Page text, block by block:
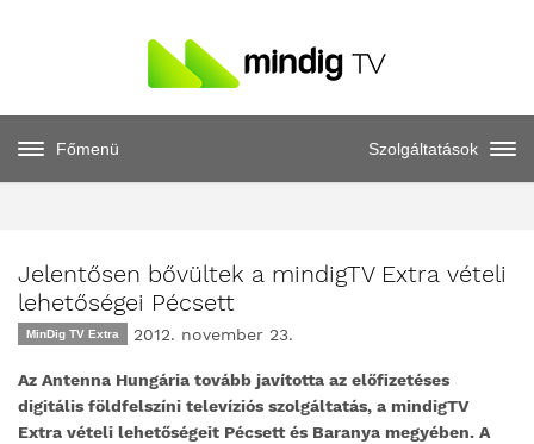
Főmenü Szolgáltatások
Jelentősen bővültek a mindigTV Extra vételi
lehetőségei Pécsett
MinDig TV Extra 2012. november 23.
Az Antenna Hungária tovább javította az előfizetéses
digitális földfelszíni televíziós szolgáltatás, a mindigTV
Extra vételi lehetőségeit Pécsett és Baranya megyében. A